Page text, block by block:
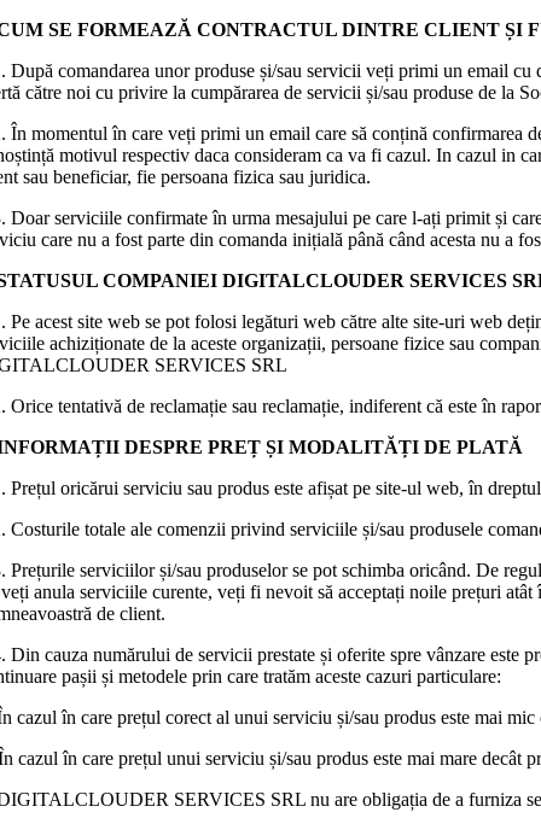
SE FORMEAZĂ CONTRACTUL DINTRE CLIENT ȘI
După comandarea unor produse și/sau servicii veți primi un email cu
către noi cu privire la cumpărarea de servicii și/sau produse de
În momentul în care veți primi un email care să conțină confirmarea
motivul respectiv daca consideram ca va fi cazul. In cazul in
sau beneficiar, fie persoana fizica sau juridica.
Doar serviciile confirmate în urma mesajului pe care l-ați primit și
care nu a fost parte din comanda inițială până când acesta nu a
COMPANIEI DIGITALCLOUDER SERVICES
Pe acest site web se pot folosi legături web către alte site-uri web
achiziționate de la aceste organizații, persoane fizice sau
SERVICES SRL
Orice tentativă de reclamație sau reclamație, indiferent că este în
DESPRE PREȚ ȘI MODALITĂȚI DE PLATĂ
Prețul oricărui serviciu sau produs este afișat pe site-ul web, în
Costurile totale ale comenzii privind serviciile și/sau produsele
Prețurile serviciilor și/sau produselor se pot schimba oricând. De
anula serviciile curente, veți fi nevoit să acceptați noile prețuri
de client.
Din cauza numărului de servicii prestate și oferite spre vânzare este
pașii și metodele prin care tratăm aceste cazuri particulare:
cazul în care prețul corect al unui serviciu și/sau produs este mai
cazul în care prețul unui serviciu și/sau produs este mai mare
SERVICES SRL nu are obligația de a furniza